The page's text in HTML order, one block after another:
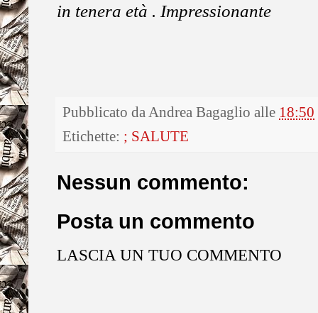
in tenera età . Impressionante
Pubblicato daAndrea Bagaglio alle 18:50
Etichette: ; SALUTE
Nessun commento:
Posta un commento
LASCIA UN TUO COMMENTO